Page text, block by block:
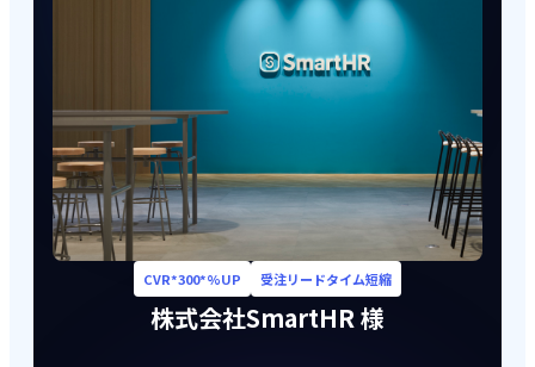
CVR*300*%UP 受注リードタイム短縮
株式会社SmartHR様